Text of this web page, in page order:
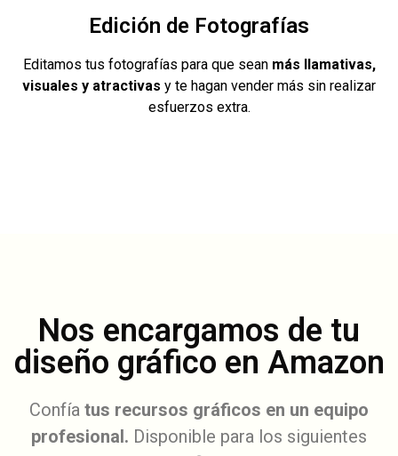
Edición de Fotografías
Editamos tus fotografías para que sean más llamativas,
visuales y atractivas y te hagan vender más sin realizar
esfuerzos extra.
Nos encargamos de tu
diseño gráfico en Amazon
Confía tus recursos gráficos en un equipo
profesional. Disponible para los siguientes